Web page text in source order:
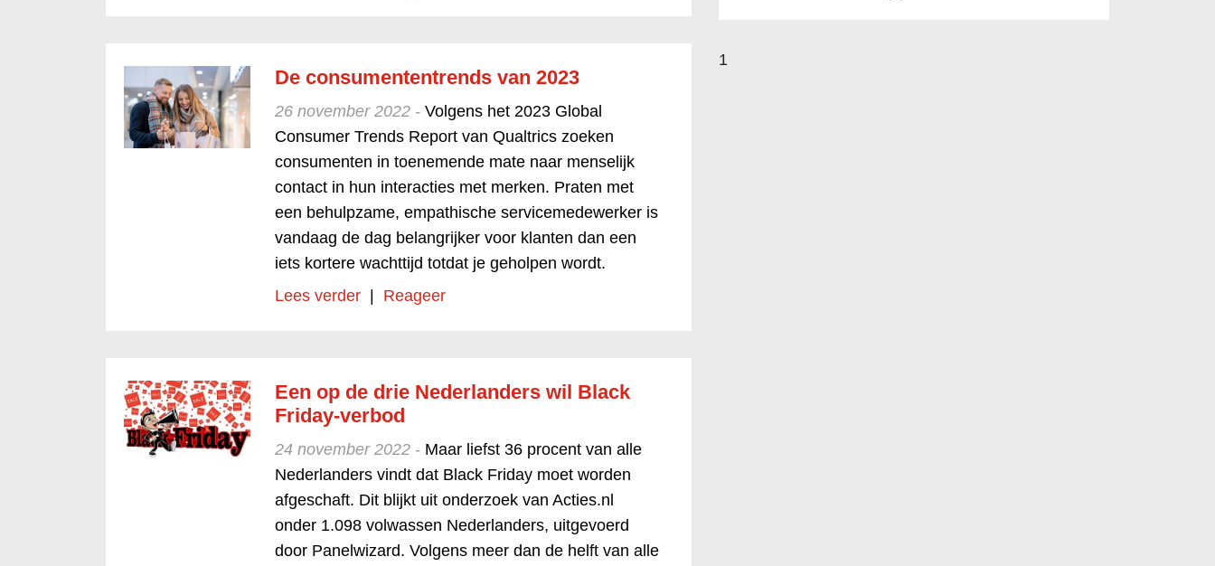
De consumententrends van 2023
26 november 2022 - Volgens het 2023 Global
Consumer Trends Report van Qualtrics zoeken
consumenten in toenemende mate naar menselijk
contact in hun interacties met merken. Praten met
een behulpzame, empathische servicemedewerker is
vandaag de dag belangrijker voor klanten dan een
iets kortere wachttijd totdat je geholpen wordt.
Lees verder| Reageer
Een op de drie Nederlanders wil Black
Friday-verbod
24 november 2022 - Maar liefst 36 procent van alle
Nederlanders vindt dat Black Friday moet worden
afgeschaft. Dit blijkt uit onderzoek van Acties.nl
onder 1.098 volwassen Nederlanders, uitgevoerd
door Panelwizard. Volgens meer dan de helft van alle
1